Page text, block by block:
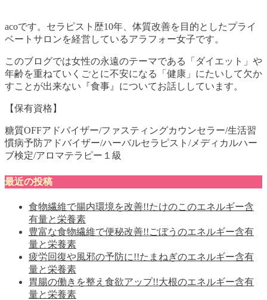
acoです。セラピスト歴10年、体質改善を目的としたプライ
ベートサロンを経営しているアラフォー女子です。
このブログでは女性の永遠のテーマである「ダイエット」や
年齢を重ねていくごとに不安になる「健康」にたいして欠か
すことが出来ない『食事』についてお話ししています。
【保有資格】
糖質OFFアドバイザー/ファスティングカウンセラー/生活習
慣病予防アドバイザー/ハーバルセラピスト/メディカルハー
ブ検定/アロマテラピー１級
最近の投稿
食物繊維で腸内環境を改善!!たけのこのエネルギー含
有量と栄養素
豊富な食物繊維で便秘改善!!ごぼうのエネルギー含有
量と栄養素
疲労回復や風邪の予防に!!たまねぎのエネルギー含有
量と栄養素
胃腸の働きを整え食欲アップ!!大根のエネルギー含有
量と栄養素